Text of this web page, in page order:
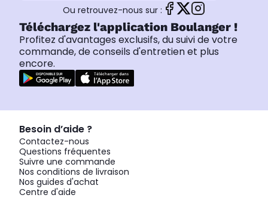
Ou retrouvez-nous sur :
Téléchargez l'application Boulanger !
Profitez d'avantages exclusifs, du suivi de votre
commande, de conseils d'entretien et plus
encore.
Besoin d’aide ?
Contactez-nous
Questions fréquentes
Suivre une commande
Nos conditions de livraison
Nos guides d'achat
Centre d'aide